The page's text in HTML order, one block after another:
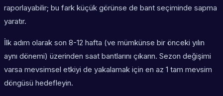
raporlayabilir; bu fark küçük görünse de bant seçiminde sapma
yaratır.
İlk adım olarak son 8-12 hafta (ve mümkünse bir önceki yılın
aynı dönemi) üzerinden saat bantlarını çıkarın. Sezon değişimi
varsa mevsimsel etkiyi de yakalamak için en az 1 tam mevsim
döngüsü hedefleyin.